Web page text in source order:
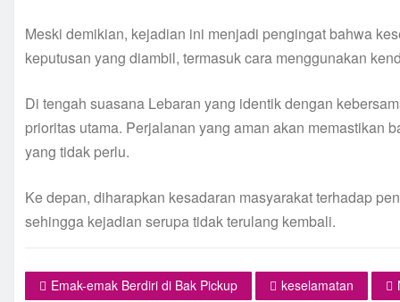
Meski demikian, kejadian ini menjadi pengingat bahwa
keputusan yang diambil, termasuk cara menggunakan
Di tengah suasana Lebaran yang identik dengan
prioritas utama. Perjalanan yang aman akan memastikan
yang tidak perlu.
Ke depan, diharapkan kesadaran masyarakat terhadap
sehingga kejadian serupa tidak terulang kembali.
Emak-emak Berdiri di Bak Pickup keselamatan